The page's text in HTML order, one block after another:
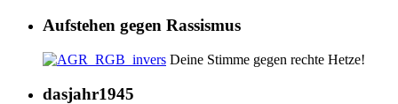
Aufstehen gegen Rassismus
Deine Stimme gegen rechte Hetze!
dasjahr1945